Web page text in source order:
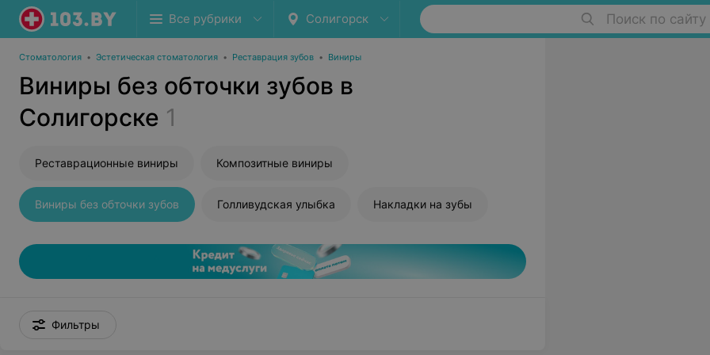
Все рубрики Солигорск Поиск по сайту
Стоматология • Эстетическая стоматология • Реставрация зубов • Виниры
Виниры без обточки зубов в
Солигорске 1
Реставрационные виниры Композитные виниры
Виниры без обточки зубов Голливудская улыбка Накладки на зубы
Фильтры